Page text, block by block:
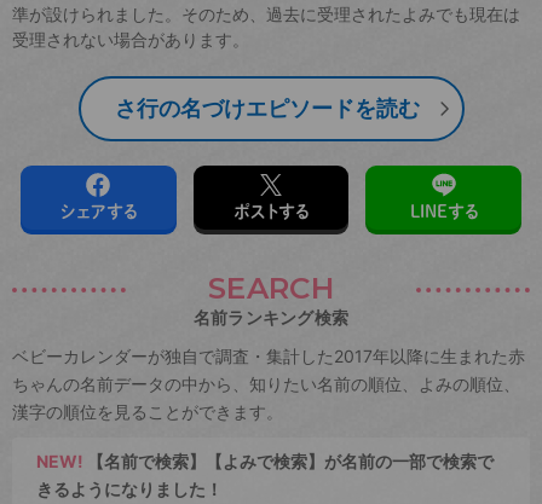
準が設けられました。そのため、過去に受理されたよみでも現在は
受理されない場合があります。
さ行の名づけエピソードを読む
シェアする ポストする LINEする
SEARCH
名前ランキング検索
ベビーカレンダーが独自で調査・集計した2017年以降に生まれた赤
ちゃんの名前データの中から、知りたい名前の順位、よみの順位、
漢字の順位を見ることができます。
NEW! 【名前で検索】【よみで検索】が名前の一部で検索で
きるようになりました！